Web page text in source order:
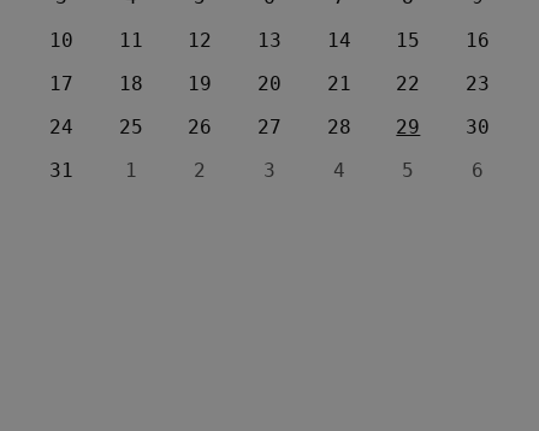
10
11 12 13 14 15
16
17
18 19 20 21 22
23
24
25 26 27 28 29
30
31
1 2 3 4 5 6